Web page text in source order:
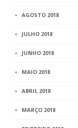
AGOSTO 2018
JULHO 2018
JUNHO 2018
MAIO 2018
ABRIL 2018
MARÇO 2018